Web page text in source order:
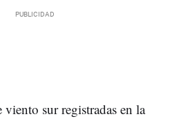
viento sur registradas en la